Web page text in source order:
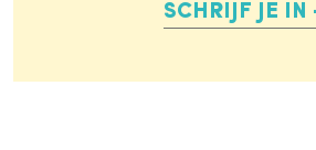
SCHRIJF JE IN